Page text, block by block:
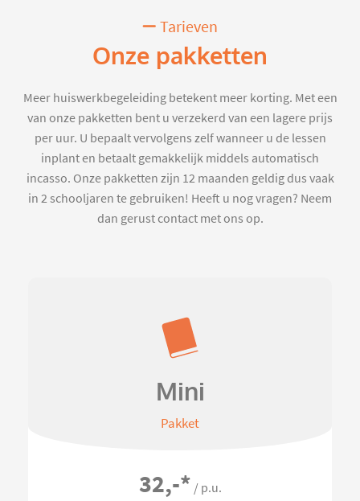
Tarieven
Onze pakketten
Meer huiswerkbegeleiding betekent meer korting. Met een
van onze pakketten bent u verzekerd van een lagere prijs
per uur. U bepaalt vervolgens zelf wanneer u de lessen
inplant en betaalt gemakkelijk middels automatisch
incasso. Onze pakketten zijn 12 maanden geldig dus vaak
in 2 schooljaren te gebruiken! Heeft u nog vragen? Neem
dan gerust contact met ons op.
Mini
Pakket
32,-* / p.u.